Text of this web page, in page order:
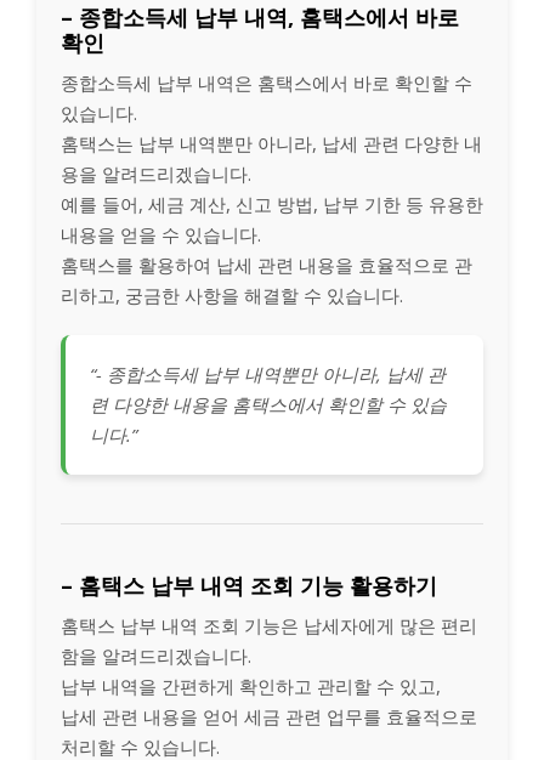
– 종합소득세 납부 내역, 홈택스에서 바로
확인
종합소득세 납부 내역은 홈택스에서 바로 확인할 수
있습니다.
홈택스는 납부 내역뿐만 아니라, 납세 관련 다양한 내
용을 알려드리겠습니다.
예를 들어, 세금 계산, 신고 방법, 납부 기한 등 유용한
내용을 얻을 수 있습니다.
홈택스를 활용하여 납세 관련 내용을 효율적으로 관
리하고, 궁금한 사항을 해결할 수 있습니다.
“- 종합소득세 납부 내역뿐만 아니라, 납세 관
련 다양한 내용을 홈택스에서 확인할 수 있습
니다.”
– 홈택스 납부 내역 조회 기능 활용하기
홈택스 납부 내역 조회 기능은 납세자에게 많은 편리
함을 알려드리겠습니다.
납부 내역을 간편하게 확인하고 관리할 수 있고,
납세 관련 내용을 얻어 세금 관련 업무를 효율적으로
처리할 수 있습니다.